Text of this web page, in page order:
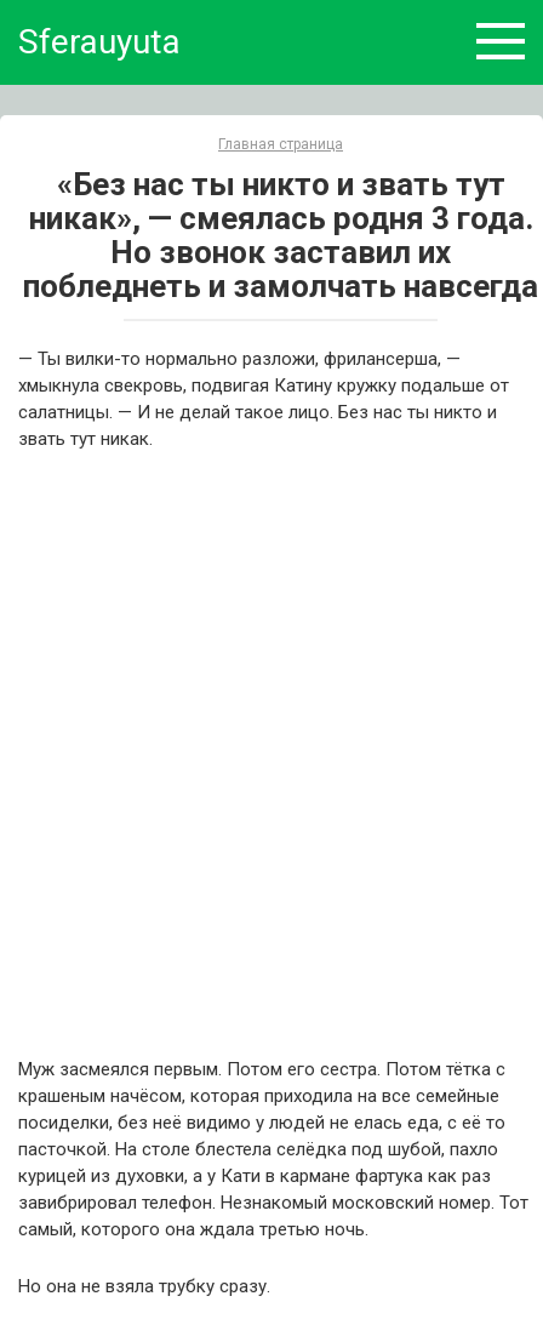
Sferauyuta
Главная страница
«Без нас ты никто и звать тут
никак», — смеялась родня 3 года.
Но звонок заставил их
побледнеть и замолчать навсегда
— Ты вилки-то нормально разложи, фрилансерша, —
хмыкнула свекровь, подвигая Катину кружку подальше от
салатницы. — И не делай такое лицо. Без нас ты никто и
звать тут никак.
Муж засмеялся первым. Потом его сестра. Потом тётка с
крашеным начёсом, которая приходила на все семейные
посиделки, без неё видимо у людей не елась еда, с её то
пасточкой. На столе блестела селёдка под шубой, пахло
курицей из духовки, а у Кати в кармане фартука как раз
завибрировал телефон. Незнакомый московский номер. Тот
самый, которого она ждала третью ночь.
Но она не взяла трубку сразу.